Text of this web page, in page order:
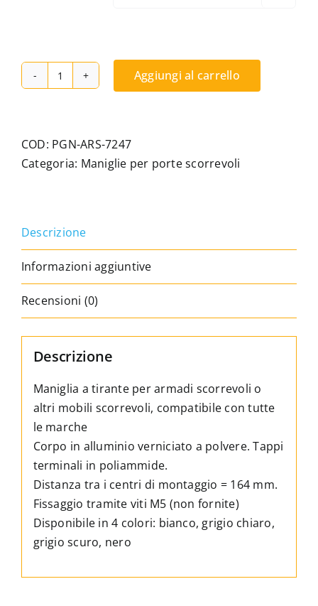
Maniglia
scorrevoli
–
–
con
tutte
le
marche
–
colori
quantità
Aggiungi al carrello
COD: PGN-ARS-7247
Categoria: Maniglie per porte scorrevoli
Descrizione
Informazioni aggiuntive
Recensioni (0)
Descrizione
Maniglia a tirante per armadi scorrevoli o
altri mobili scorrevoli, compatibile con tutte
le marche
Corpo in alluminio verniciato a polvere. Tappi
terminali in poliammide.
Distanza tra i centri di montaggio = 164 mm.
Fissaggio tramite viti M5 (non fornite)
Disponibile in 4 colori: bianco, grigio chiaro,
grigio scuro, nero